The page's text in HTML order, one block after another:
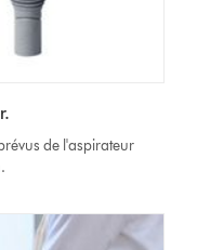
de l'aspirateur